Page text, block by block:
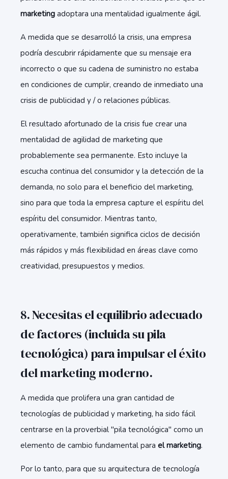
marketing adoptara una mentalidad igualmente ágil.
A medida que se desarrolló la crisis, una empresa
podría descubrir rápidamente que su mensaje era
incorrecto o que su cadena de suministro no estaba
en condiciones de cumplir, creando de inmediato una
crisis de publicidad y / o relaciones públicas.
El resultado afortunado de la crisis fue crear una
mentalidad de agilidad de marketing que
probablemente sea permanente. Esto incluye la
escucha continua del consumidor y la detección de la
demanda, no solo para el beneficio del marketing,
sino para que toda la empresa capture el espíritu del
espíritu del consumidor. Mientras tanto,
operativamente, también significa ciclos de decisión
más rápidos y más flexibilidad en áreas clave como
creatividad, presupuestos y medios.
8. Necesitas el equilibrio adecuado
de factores (incluida su pila
tecnológica) para impulsar el éxito
del marketing moderno.
A medida que prolifera una gran cantidad de
tecnologías de publicidad y marketing, ha sido fácil
centrarse en la proverbial "pila tecnológica" como un
elemento de cambio fundamental para el marketing.
Por lo tanto, para que su arquitectura de tecnología